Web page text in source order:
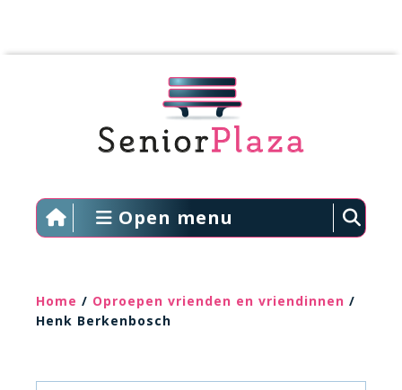
Open menu
Home / Oproepen vrienden en vriendinnen /
Henk Berkenbosch